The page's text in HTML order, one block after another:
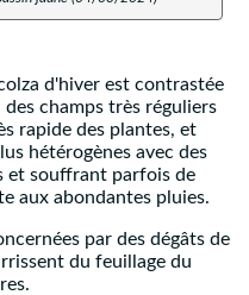
d'hiver est contrastée
champs très réguliers
rapide des plantes, et
hétérogènes avec des
et souffrant parfois de
aux abondantes pluies.
par des dégâts de
du feuillage du